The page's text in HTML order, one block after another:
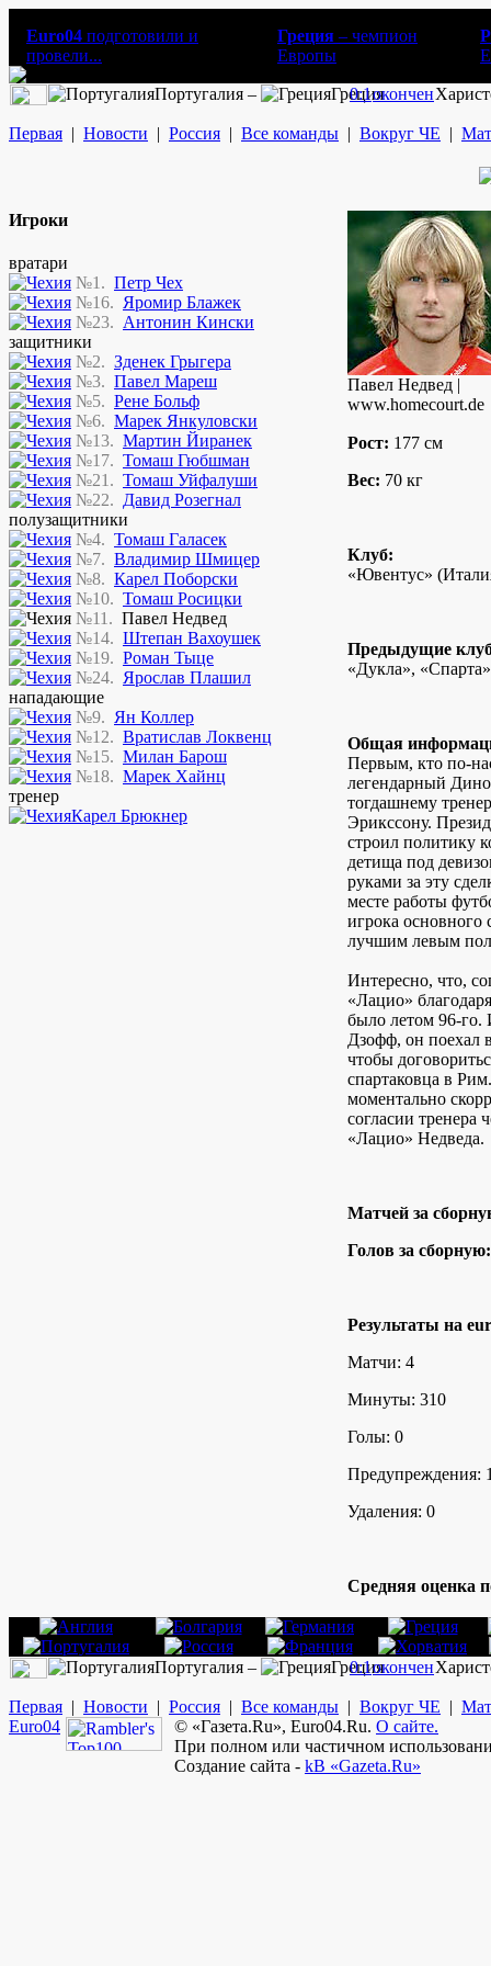
Euro04 подготовили и
провели...
Греция – чемпион
Европы
Португалия – Греция
0:1окончен
Первая | Новости | Россия | Все команды | Вокруг ЧЕ |
Игроки
вратари
№1. Петр Чех
№16. Яромир Блажек
№23. Антонин Кински
защитники
№2. Зденек Грыгера
№3. Павел Мареш
№5. Рене Больф
№6. Марек Янкуловски
№13. Мартин Йиранек
№17. Томаш Гюбшман
№21. Томаш Уйфалуши
№22. Давид Розегнал
полузащитники
№4. Томаш Галасек
№7. Владимир Шмицер
№8. Карел Поборски
№10. Томаш Росицки
№11. Павел Недвед
№14. Штепан Вахоушек
№19. Роман Тыце
№24. Ярослав Плашил
нападающие
№9. Ян Коллер
№12. Вратислав Локвенц
№15. Милан Барош
№18. Марек Хайнц
тренер
Карел Брюкнер
Павел Недвед |
www.homecourt.de
Рост: 177 см
Вес: 70 кг
Клуб:
«Ювентус»
Предыдущие
«Дукла»,
Общая
Первым, кто по-
легендарный
тогдашнему
Эрикссону.
строил политику
детища под
руками за эту
месте работы
игрока основного
лучшим левым
Интересно, что,
«Лацио»
было летом 96-го.
Дзофф, он поехал
чтобы
спартаковца в
моментально
согласии тренера
«Лацио» Недведа.
Матчей за
Голов за сборную:
Результаты на
Матчи: 4
Минуты: 310
Голы: 0
Предупреждения:
Удаления: 0
Средняя оценка
Португалия – Греция
0:1окончен
Первая | Новости | Россия | Все команды | Вокруг ЧЕ |
Euro04 © «Газета.Ru», Euro04.Ru. О сайте.
При полном или частичном
Создание сайта - kB «Gazeta.Ru»